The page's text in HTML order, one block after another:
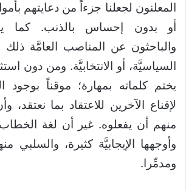
المعلنون لجعلنا جزءاً من دعايتهم
أو بدون إحساس بالذنب. كما
والباحثون عن المناصب العامَّة ذلك
السياسيَّة، أو الانتخابيَّة. ومن دون
يختم كلماته بمهارة؛ موقناً بوجود
لإقناع الآخرين للاعتقاد بما نعتقد،
منهم أن يفعلوه. غير أن لغة الخطاب
وأوجهها الإيجابيَّة كثيرة، والسلبي
ومدمِّرا.